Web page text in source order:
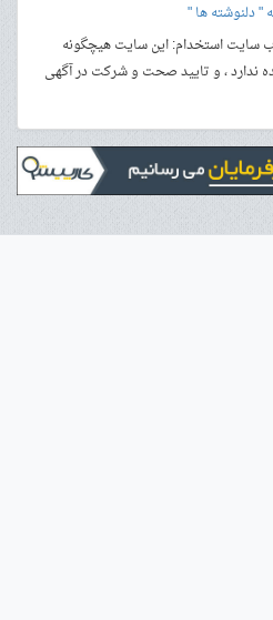
دلنوشته ها "
سایت استخدام: این سایت هیچگونه
ندارد ، و تایید صحت و شرکت در آگهی